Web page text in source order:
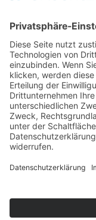
Suche